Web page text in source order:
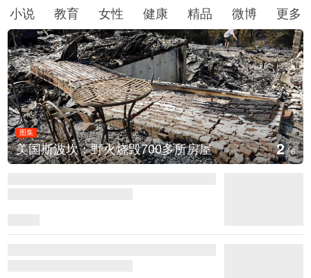
小说
教育 女性 健康 精品 微博 更多
图集
叙利亚：大马士革发生爆炸 3/6